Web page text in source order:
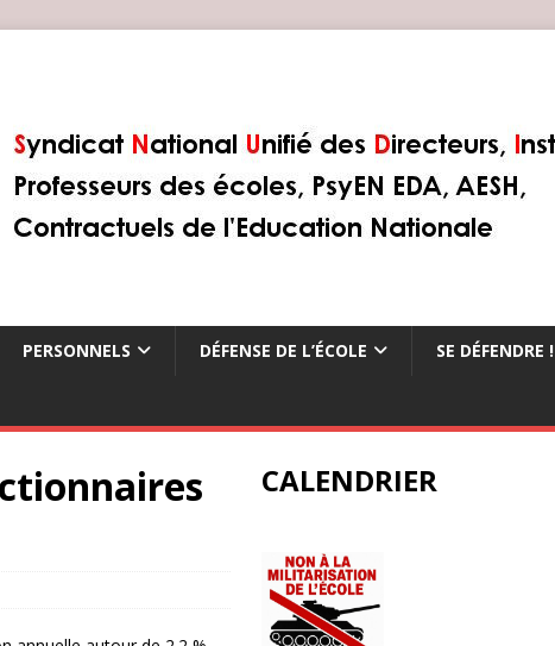
PERSONNELS DÉFENSE DE L’ÉCOLE SE DÉFENDRE !
CALENDRIER